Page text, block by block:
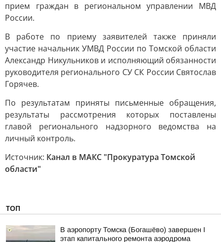
прием граждан в региональном управлении МВД
России.
В работе по приему заявителей также приняли
участие начальник УМВД России по Томской области
Александр Никульников и исполняющий обязанности
руководителя регионального СУ СК России Святослав
Горячев.
По результатам приняты письменные обращения,
результаты рассмотрения которых поставлены
главой регионального надзорного ведомства на
личный контроль.
Источник: Канал в МАКС "Прокуратура Томской
области"
ТОП
В аэропорту Томска (Богашёво) завершен I
этап капитального ремонта аэродрома